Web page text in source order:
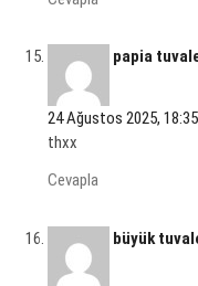
papia
24 Ağustos 2025, 18:35
thxx
Cevapla
büyük